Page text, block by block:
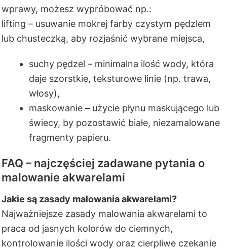
wprawy, możesz wypróbować np.:
lifting – usuwanie mokrej farby czystym pędzlem
lub chusteczką, aby rozjaśnić wybrane miejsca,
suchy pędzel – minimalna ilość wody, która
daje szorstkie, teksturowe linie (np. trawa,
włosy),
maskowanie – użycie płynu maskującego lub
świecy, by pozostawić białe, niezamalowane
fragmenty papieru.
FAQ – najczęściej zadawane pytania o
malowanie akwarelami
Jakie są zasady malowania akwarelami?
Najważniejsze zasady malowania akwarelami to
praca od jasnych kolorów do ciemnych,
kontrolowanie ilości wody oraz cierpliwe czekanie